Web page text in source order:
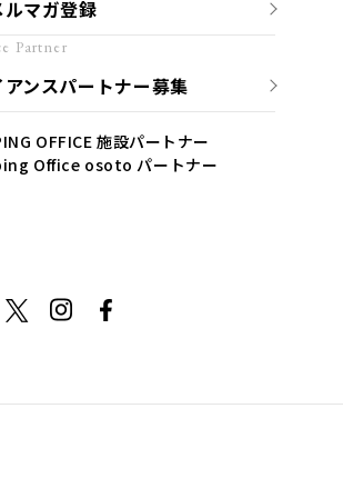
マガ登録
Partner
ンスパートナー募集
OFFICE 施設パートナー​
Office osoto パートナー